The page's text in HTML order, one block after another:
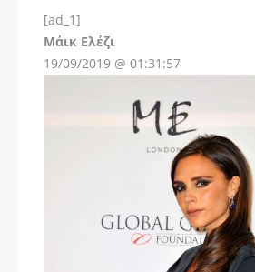
[ad_1]
Μάικ Ελέζι
19/09/2019 @ 01:31:57